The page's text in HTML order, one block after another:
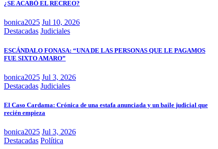
¿SE ACABÓ EL RECREO?
bonica2025 Jul 10, 2026
Destacadas Judiciales
ESCÁNDALO FONASA: “UNA DE LAS PERSONAS QUE LE PAGAMOS
FUE SIXTO AMARO”
bonica2025 Jul 3, 2026
Destacadas Judiciales
El Caso Cardama: Crónica de una estafa anunciada y un baile judicial que
recién empieza
bonica2025 Jul 3, 2026
Destacadas Política